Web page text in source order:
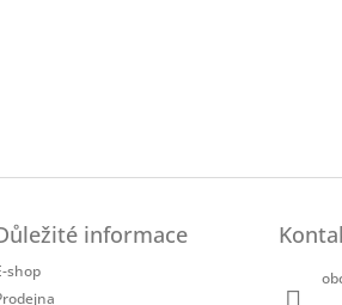
informace
shop